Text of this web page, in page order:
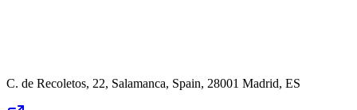
C. de Recoletos, 22, Salamanca, Spain, 28001 Madrid, ES